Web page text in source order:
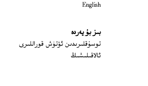
English
بىز بۇ يەردە
توسۇقلىرىدىن ئۆتۈش قوراللىرى
ئالاقىلىشىڭ